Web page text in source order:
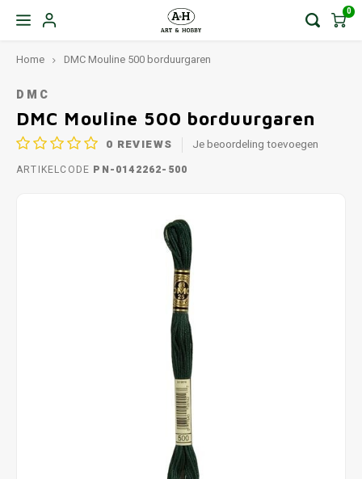
0
Home DMC Mouline 500 borduurgaren
DMC
DMC Mouline 500 borduurgaren
0 REVIEWS Je beoordeling toevoegen
ARTIKELCODE PN-0142262-500